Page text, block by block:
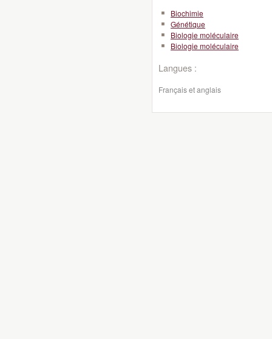
Biochimie
Génétique
Biologie moléculaire
Biologie moléculaire
Langues :
Français et anglais